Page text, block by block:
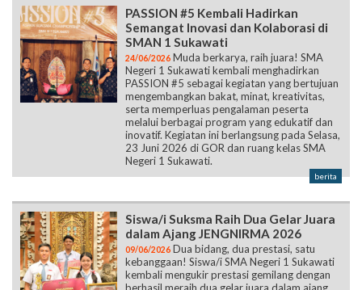
PASSION #5 Kembali Hadirkan
Semangat Inovasi dan Kolaborasi di
SMAN 1 Sukawati
24/06/2026 Muda berkarya, raih juara! SMA
Negeri 1 Sukawati kembali menghadirkan
PASSION #5 sebagai kegiatan yang bertujuan
mengembangkan bakat, minat, kreativitas,
serta memperluas pengalaman peserta
melalui berbagai program yang edukatif dan
inovatif. Kegiatan ini berlangsung pada Selasa,
23 Juni 2026 di GOR dan ruang kelas SMA
Negeri 1 Sukawati.
berita
Siswa/i Suksma Raih Dua Gelar Juara
dalam Ajang JENGNIRMA 2026
09/06/2026 Dua bidang, dua prestasi, satu
kebanggaan! Siswa/i SMA Negeri 1 Sukawati
kembali mengukir prestasi gemilang dengan